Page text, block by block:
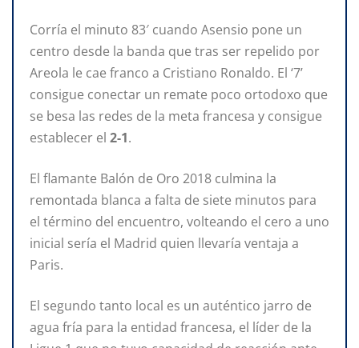
Corría el minuto 83′ cuando Asensio pone un
centro desde la banda que tras ser repelido por
Areola le cae franco a Cristiano Ronaldo. El ‘7’
consigue conectar un remate poco ortodoxo que
se besa las redes de la meta francesa y consigue
establecer el 2-1.
El flamante Balón de Oro 2018 culmina la
remontada blanca a falta de siete minutos para
el término del encuentro, volteando el cero a uno
inicial sería el Madrid quien llevaría ventaja a
Paris.
El segundo tanto local es un auténtico jarro de
agua fría para la entidad francesa, el líder de la